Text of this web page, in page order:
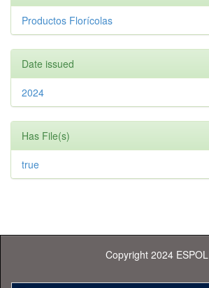
Productos Florícolas
Date issued
2024
Has File(s)
true
Copyright 2024 ESPOL